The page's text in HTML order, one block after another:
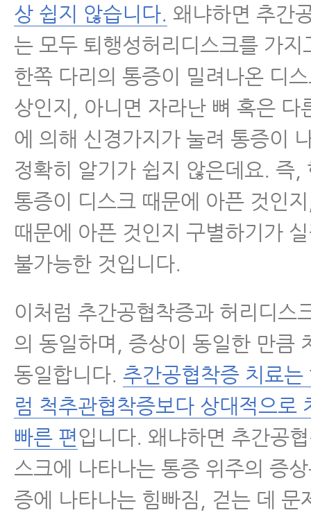
상 쉽지 않습니다. 왜냐하면 추간
는 모두 퇴행성허리디스크를 가지
한쪽 다리의 통증이 밀려나온 디
상인지, 아니면 자라난 뼈 혹은 다
에 의해 신경가지가 눌려 통증이
정확히 알기가 쉽지 않은데요. 즉,
통증이 디스크 때문에 아픈 것인
때문에 아픈 것인지 구별하기가
불가능한 것입니다.
이처럼 추간공협착증과 허리디스
의 동일하며, 증상이 동일한 만큼
동일합니다. 추간공협착증 치료는
럼 척추관협착증보다 상대적으로
빠른 편입니다. 왜냐하면 추간공
스크에 나타나는 통증 위주의 증
증에 나타나는 힘빠짐, 걷는 데 문